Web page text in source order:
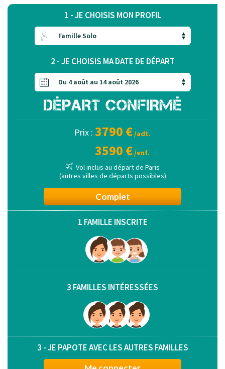
1 - JE CHOISIS MON PROFIL
2 - JE CHOISIS MA DATE DE DÉPART
Prix :3790 € /adt.
3590 € /enf.
Vol inclus au départ de Paris
(autres villes de départs possibles)
Complet
1 FAMILLE INSCRITE
3 FAMILLES INTÉRESSÉES
3 - JE PAPOTE AVEC LES AUTRES FAMILLES